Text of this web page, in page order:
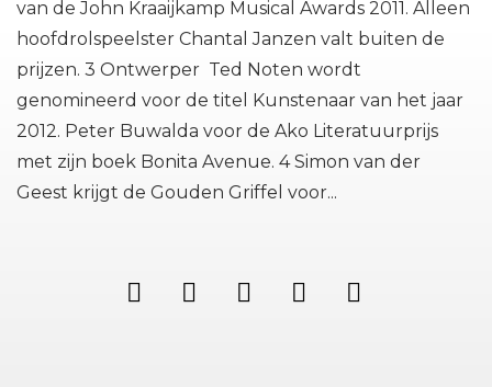
van de John Kraaijkamp Musical Awards 2011. Alleen
hoofdrolspeelster Chantal Janzen valt buiten de
prijzen. 3 Ontwerper Ted Noten wordt
genomineerd voor de titel Kunstenaar van het jaar
2012. Peter Buwalda voor de Ako Literatuurprijs
met zijn boek Bonita Avenue. 4 Simon van der
Geest krijgt de Gouden Griffel voor...